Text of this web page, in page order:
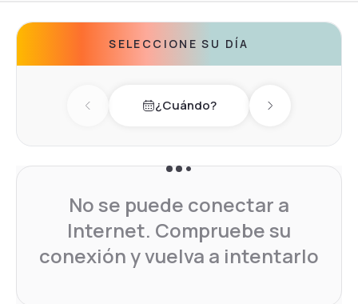
SELECCIONE SU DÍA
Previous day¿Cuándo? Next day
No se puede conectar a
Internet. Compruebe su
conexión y vuelva a intentarlo